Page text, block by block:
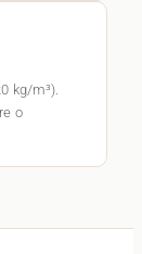
kg/m³).
o